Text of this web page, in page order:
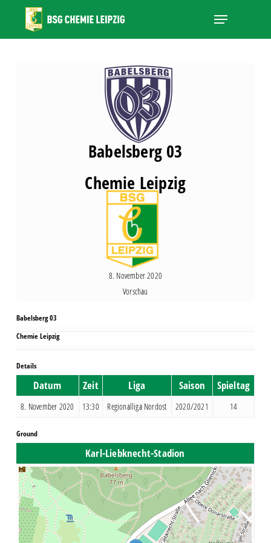
main
Menu
Babelsberg 03
Chemie Leipzig
8. November 2020
Vorschau
Babelsberg 03
Chemie Leipzig
Details
Datum Zeit Liga Saison Spieltag
8. November 2020 13:30 Regionalliga Nordost 2020/2021 14
Ground
Karl-Liebknecht-Stadion
Close